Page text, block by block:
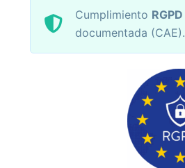
Cumplimiento RGPD
documentada (CAE).